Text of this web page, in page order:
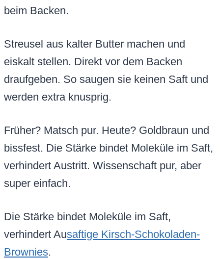
beim Backen.
Streusel aus kalter Butter machen und
eiskalt stellen. Direkt vor dem Backen
draufgeben. So saugen sie keinen Saft und
werden extra knusprig.
Früher? Matsch pur. Heute? Goldbraun und
bissfest. Die Stärke bindet Moleküle im Saft,
verhindert Austritt. Wissenschaft pur, aber
super einfach.
Die Stärke bindet Moleküle im Saft,
verhindert Ausaftige Kirsch-Schokoladen-
Brownies.